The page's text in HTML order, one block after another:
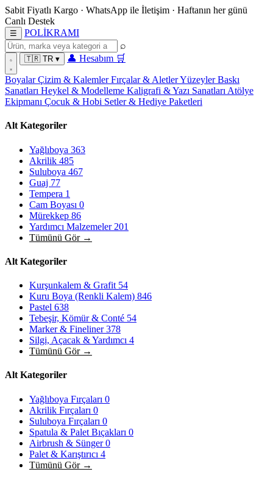
Sabit Fiyatlı Kargo · WhatsApp ile İletişim · Haftanın her günü
Canlı Destek
☰ POLİKRAMI
⌕
🇹🇷 TR ▾ 👤 Hesabım 🛒
BoyalarÇizim & KalemlerFırçalar & AletlerYüzeylerBaskı
Sanatları Heykel & Modelleme Kaligrafi & Yazı Sanatları Atölye
Ekipmanı Çocuk & Hobi Setler & Hediye Paketleri
Alt Kategoriler
Yağlıboya 363
Akrilik 485
Suluboya 467
Guaj 77
Tempera 1
Cam Boyası 0
Mürekkep 86
Yardımcı Malzemeler 201
Tümünü Gör →
Alt Kategoriler
Kurşunkalem & Grafit 54
Kuru Boya (Renkli Kalem) 846
Pastel 638
Tebeşir, Kömür & Conté 54
Marker & Fineliner378
Silgi, Açacak & Yardımcı 4
Tümünü Gör →
Alt Kategoriler
Yağlıboya Fırçaları 0
Akrilik Fırçaları 0
Suluboya Fırçaları 0
Spatula & Palet Bıçakları 0
Airbrush & Sünger0
Palet & Karıştırıcı 4
Tümünü Gör →